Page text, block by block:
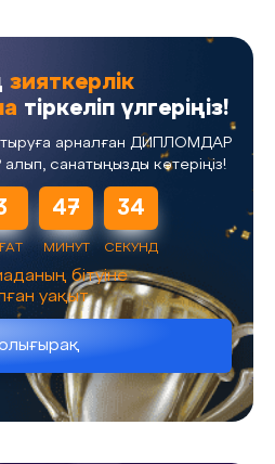
зияткерлік
тіркеліп үлгеріңіз!
арналған ДИПЛОМДАР
санатыңызды көтеріңіз!
47
МИНУТ
33
СЕКУНД
бітуіне
уақыт